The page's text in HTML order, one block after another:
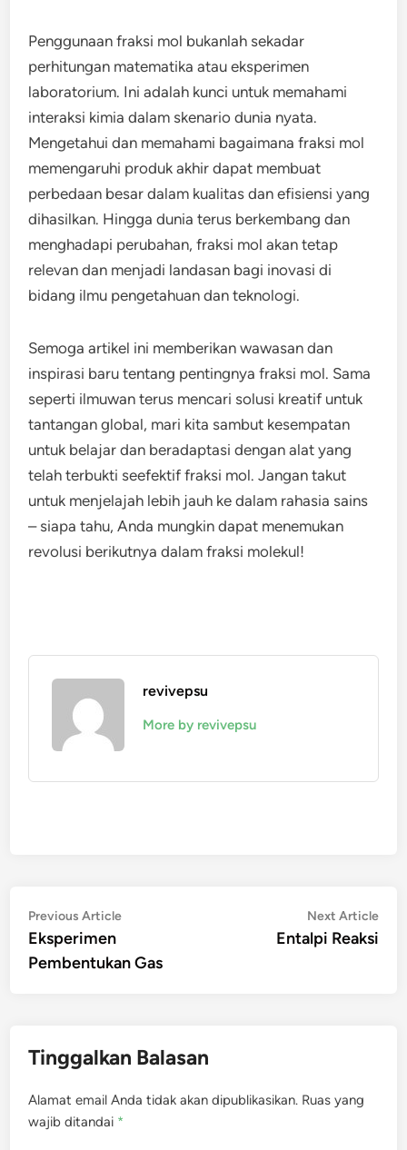
Penggunaan fraksi mol bukanlah sekadar
perhitungan matematika atau eksperimen
laboratorium. Ini adalah kunci untuk memahami
interaksi kimia dalam skenario dunia nyata.
Mengetahui dan memahami bagaimana fraksi mol
memengaruhi produk akhir dapat membuat
perbedaan besar dalam kualitas dan efisiensi yang
dihasilkan. Hingga dunia terus berkembang dan
menghadapi perubahan, fraksi mol akan tetap
relevan dan menjadi landasan bagi inovasi di
bidang ilmu pengetahuan dan teknologi.
Semoga artikel ini memberikan wawasan dan
inspirasi baru tentang pentingnya fraksi mol. Sama
seperti ilmuwan terus mencari solusi kreatif untuk
tantangan global, mari kita sambut kesempatan
untuk belajar dan beradaptasi dengan alat yang
telah terbukti seefektif fraksi mol. Jangan takut
untuk menjelajah lebih jauh ke dalam rahasia sains
– siapa tahu, Anda mungkin dapat menemukan
revolusi berikutnya dalam fraksi molekul!
revivepsu
More by revivepsu
Navigasi
pos
Previous ArticlePrevious
Eksperimen
Pembentukan Gas
Next Article
Entalpi Reaksi
Tinggalkan Balasan
Alamat email Anda tidak akan dipublikasikan. Ruas yang
wajib ditandai *